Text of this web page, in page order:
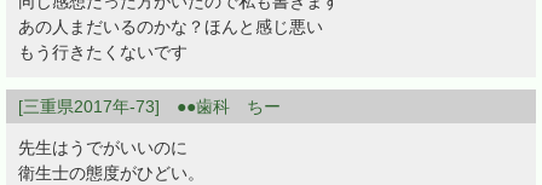
あの人まだいるのかな？ほんと感じ悪い
もう行きたくないです
[三重県2017年-73] ●●歯科 ちー
先生はうでがいいのに
衛生士の態度がひどい。